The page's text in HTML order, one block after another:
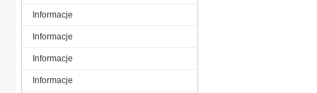
Informacje
Informacje
Informacje
Informacje